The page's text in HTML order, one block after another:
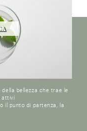
bellezza che trae le
attivi
il punto di partenza, la